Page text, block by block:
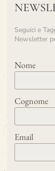
Seguici e
Newsletter
Nome
Cognome
Email